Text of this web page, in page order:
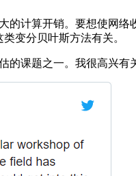
计算开销。要想使网络
变分贝叶斯方法有关。
题之一。我很高兴有关